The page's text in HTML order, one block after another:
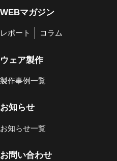
WEBマガジン
レポート コラム
ウェア製作
製作事例一覧
お知らせ
お知らせ一覧
お問い合わせ